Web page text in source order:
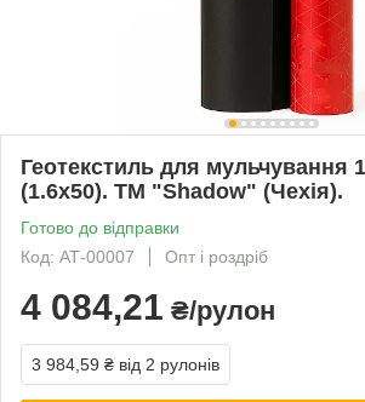
Геотекстиль для мульчування
(1.6х50). ТМ "Shadow" (Чехія).
Готово до відправки
Код: АТ-00007
Опт і роздріб
4 084,21 ₴/рулон
3 984,59 ₴ від 2 рулонів